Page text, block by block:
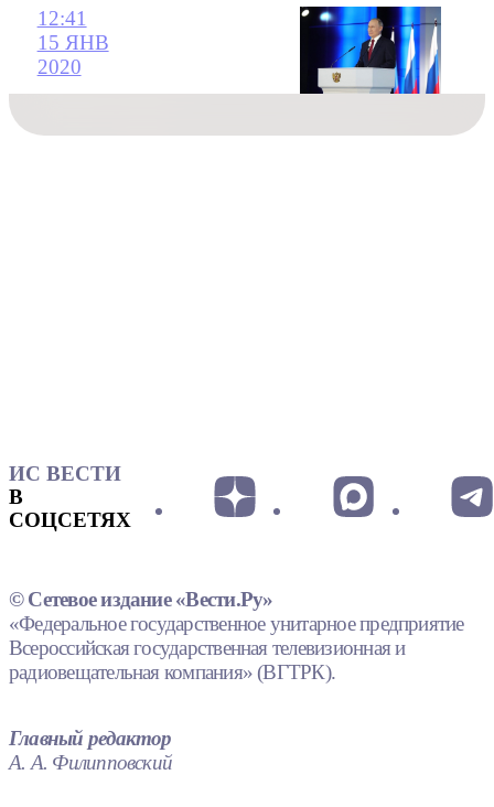
12:41
15 ЯНВ
2020
ИС ВЕСТИ
В
СОЦСЕТЯХ
© Сетевое издание «Вести.Ру»
«Федеральное государственное унитарное предприятие
Всероссийская государственная телевизионная и
радиовещательная компания» (ВГТРК).
Главный редактор
А. А. Филипповский